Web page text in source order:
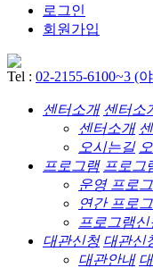
로그인
회원가입
Tel : 02-2155-6100~3 (
센터소개 센터소
센터소개
오시는길
프로그램 프로그
운영 프로
연간 프로
프로그램
대관신청 대관신
대관안내